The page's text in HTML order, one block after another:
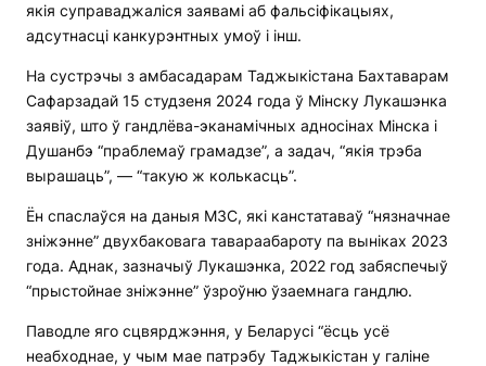
якія суправаджаліся заявамі аб фальсіфікацыях,
адсутнасці канкурэнтных умоў і інш.
На сустрэчы з амбасадарам Таджыкістана Бахтаварам
Сафарзадай 15 студзеня 2024 года ў Мінску Лукашэнка
заявіў, што ў гандлёва-эканамічных адносінах Мінска і
Душанбэ “праблемаў грамадзе”, а задач, “якія трэба
вырашаць”, — “такую ​​ж колькасць”.
Ён спаслаўся на даныя МЗС, які канстатаваў “нязначнае
зніжэнне” двухбаковага тавараабароту па выніках 2023
года. Аднак, зазначыў Лукашэнка, 2022 год забяспечыў
“прыстойнае зніжэнне” ўзроўню ўзаемнага гандлю.
Паводле яго сцвярджэння, у Беларусі “ёсць усё
неабходнае, у чым мае патрэбу Таджыкістан у галіне